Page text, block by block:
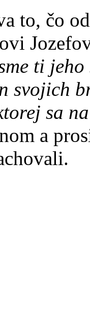
to, čo
ti
svojich
sa
a